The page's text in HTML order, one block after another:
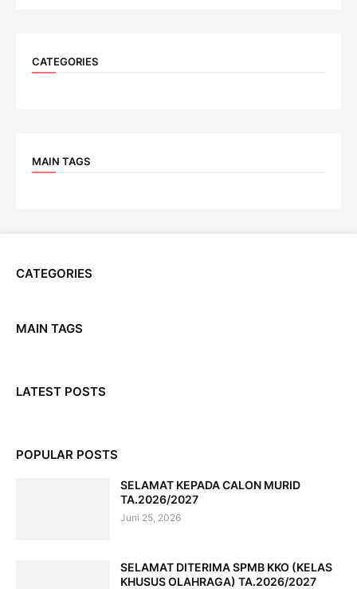
CATEGORIES
MAIN TAGS
CATEGORIES
MAIN TAGS
LATEST POSTS
POPULAR POSTS
SELAMAT KEPADA CALON MURID
TA.2026/2027
Juni 25, 2026
SELAMAT DITERIMA SPMB KKO (KELAS
KHUSUS OLAHRAGA) TA.2026/2027